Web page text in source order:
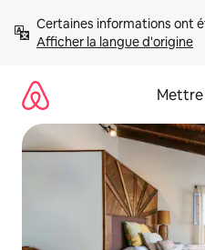
directement
Afficher la langue d'origine
Mettre